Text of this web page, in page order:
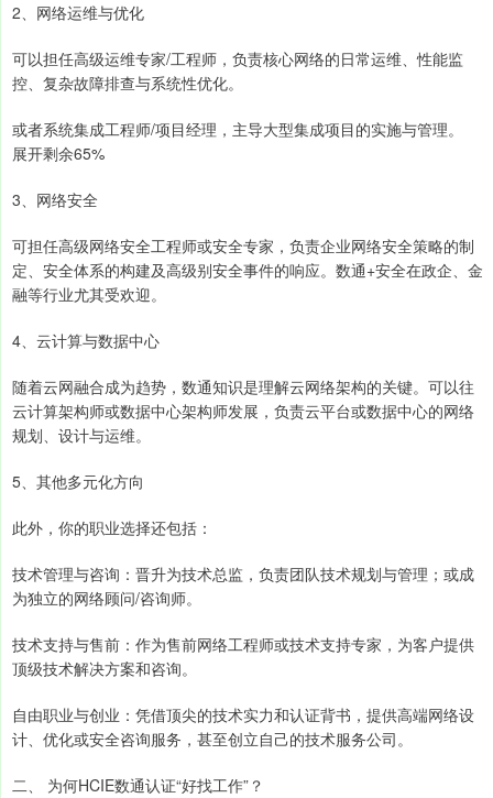
2、网络运维与优化
可以担任高级运维专家/工程师，负责核心网络的日常运维、性能监
控、复杂故障排查与系统性优化。
或者系统集成工程师/项目经理，主导大型集成项目的实施与管理。
展开剩余65%
3、网络安全
可担任高级网络安全工程师或安全专家，负责企业网络安全策略的制
定、安全体系的构建及高级别安全事件的响应。数通+安全在政企、金
融等行业尤其受欢迎。
4、云计算与数据中心
随着云网融合成为趋势，数通知识是理解云网络架构的关键。可以往
云计算架构师或数据中心架构师发展，负责云平台或数据中心的网络
规划、设计与运维。
5、其他多元化方向
此外，你的职业选择还包括：
技术管理与咨询：晋升为技术总监，负责团队技术规划与管理；或成
为独立的网络顾问/咨询师。
技术支持与售前：作为售前网络工程师或技术支持专家，为客户提供
顶级技术解决方案和咨询。
自由职业与创业：凭借顶尖的技术实力和认证背书，提供高端网络设
计、优化或安全咨询服务，甚至创立自己的技术服务公司。
二、 为何HCIE数通认证“好找工作”？